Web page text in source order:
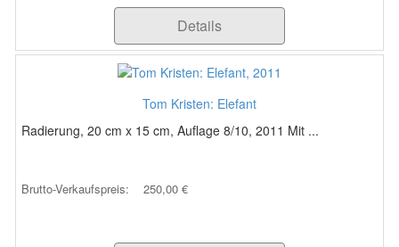
Details
Tom Kristen: Elefant
Radierung, 20 cm x 15 cm, Auflage 8/10, 2011 Mit ...
Brutto-Verkaufspreis: 250,00 €